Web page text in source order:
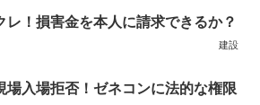
レ！損害金を本人に請求できるか？
建設
場入場拒否！ゼネコンに法的な権限